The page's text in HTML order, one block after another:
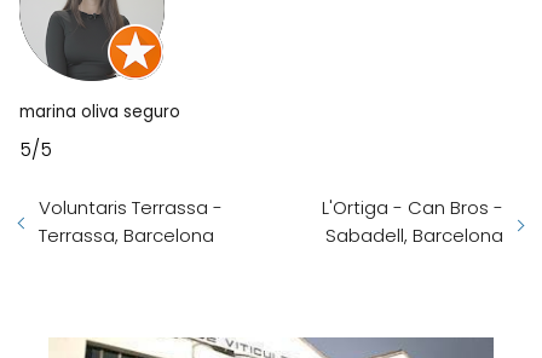
marina oliva seguro
5/5
Voluntaris Terrassa -
Terrassa, Barcelona
L'Ortiga - Can Bros -
Sabadell, Barcelona